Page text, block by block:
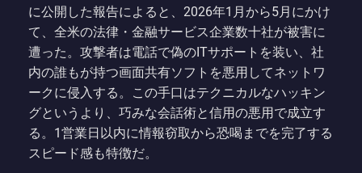
に公開した報告によると、2026年1月から5月にかけ
て、全米の法律・金融サービス企業数十社が被害に
遭った。攻撃者は電話で偽のITサポートを装い、社
内の誰もが持つ画面共有ソフトを悪用してネットワ
ークに侵入する。この手口はテクニカルなハッキン
グというより、巧みな会話術と信用の悪用で成立す
る。1営業日以内に情報窃取から恐喝までを完了する
スピード感も特徴だ。